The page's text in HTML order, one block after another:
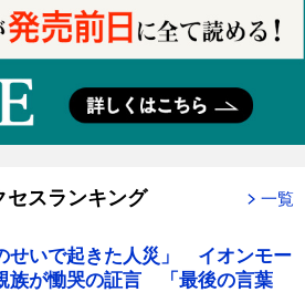
セスランキング 一覧
せいで起きた人災」 イオンモー
族が慟哭の証言 「最後の言葉